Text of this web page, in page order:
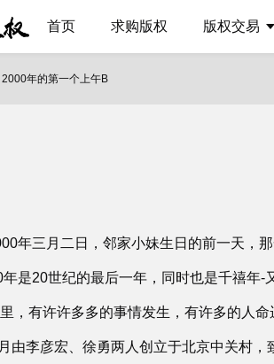
首页 求购版权 版权交易
年的第一个上午B
年三月二日，邻家小妹生日的前一天，
是20世纪的最后一年，同时也是千禧年
，有许许多多的事情发生，有许多的人
由李彦宏、徐勇两人创立于北京中关村